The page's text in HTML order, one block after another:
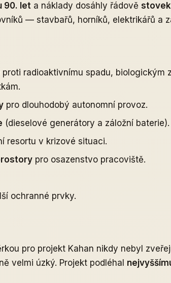
90. let a náklady dosáhly řádově
— stavbařů, horníků, elektrikářů a
proti radioaktivnímu spadu, biologickým
pro dlouhodobý autonomní provoz.
(dieselové generátory a záložní baterie).
resortu v krizové situaci.
pro osazenstvo pracoviště.
ochranné prvky.
pro projekt Kahan nikdy nebyl
velmi úzký. Projekt podléhal